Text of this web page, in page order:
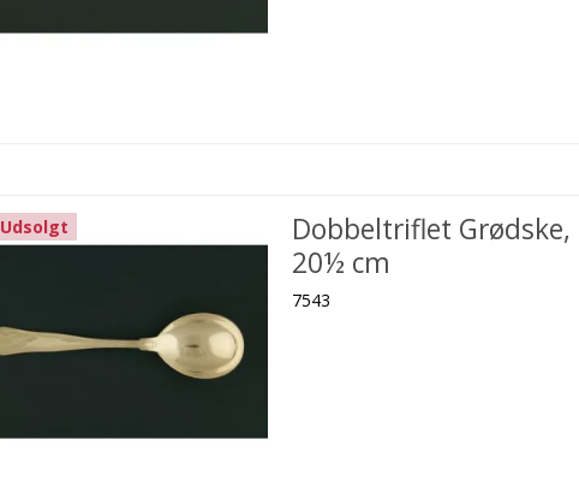
Udsolgt
Dobbeltriflet Grødske,
20½ cm
7543